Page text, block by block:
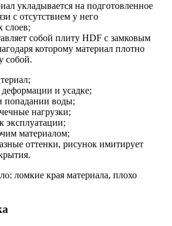
укладывается на подготовленное
с отсутствием у него
слоев;
собой плиту HDF с замковым
которому материал плотно
собой.
деформации и усадке;
попадании воды;
нагрузки;
эксплуатации;
материалом;
оттенки, рисунок имитирует
ломкие края материала, плохо